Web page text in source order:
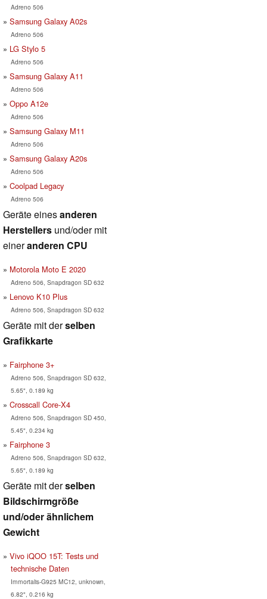
Adreno 506
Samsung Galaxy A02s
Adreno 506
LG Stylo 5
Adreno 506
Samsung Galaxy A11
Adreno 506
Oppo A12e
Adreno 506
Samsung Galaxy M11
Adreno 506
Samsung Galaxy A20s
Adreno 506
Coolpad Legacy
Adreno 506
Geräte einesanderen
Herstellers und/oder mit
eineranderen CPU
Motorola Moto E 2020
Adreno 506, Snapdragon SD 632
Lenovo K10 Plus
Adreno 506, Snapdragon SD 632
Geräte mit derselben
Grafikkarte
Fairphone 3+
Adreno 506, Snapdragon SD 632,
5.65", 0.189 kg
Crosscall Core-X4
Adreno 506, Snapdragon SD 450,
5.45", 0.234 kg
Fairphone 3
Adreno 506, Snapdragon SD 632,
5.65", 0.189 kg
Geräte mit derselben
Bildschirmgröße
und/oder ähnlichem
Gewicht
Vivo iQOO 15T: Tests und
technische Daten
Immortalis-G925 MC12, unknown,
6.82", 0.216 kg